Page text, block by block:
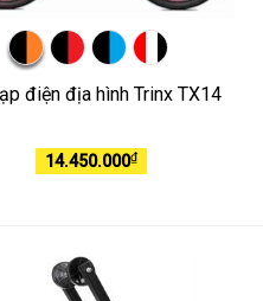
điện địa hình Trinx TX14
14.450.000₫